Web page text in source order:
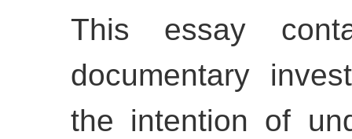
This essay
documentary
the intention of